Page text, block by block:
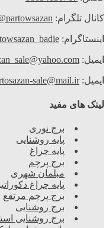
کانال تلگرام: partowsazan@
اینستاگرام:
ایمیل:
ایمیل:sale@mail.ir
لینک های مفید
برج نوری
پایه روشنایی
پایه چراغ
برج پرچم
مبلمان شهری
پایه چراغ
برج پرچم مرتفع
برج روشنایی
برج روشنایی